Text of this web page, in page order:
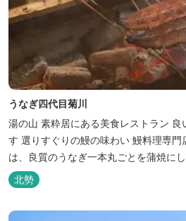
うなぎ四代目菊川
湯の山 素粋居にある美食レストラン 良い水と良い炭の力で引き出
す 選りすぐりの鰻の味わい 鰻料理専門店「うなぎ 四代目菊川」
は、良質のうなぎ一本丸ごとを蒲焼に
ます。大きさも太さも極上の鰻を厳選
も身質がフワッとやわらかい、贅沢な
北勢